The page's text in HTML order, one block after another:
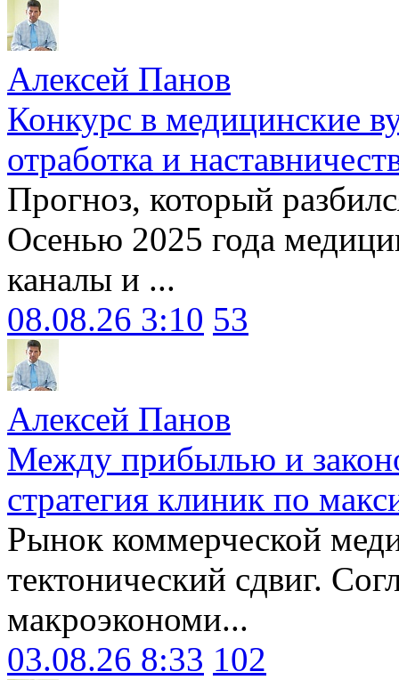
Алексей Панов
Конкурс в медицинские
отработка и
Прогноз, который
Осенью 2025 года
каналы и ...
08.08.26 3:10 53
Алексей Панов
Между прибылью и
стратегия клиник по
Рынок коммерческой
тектонический сдвиг.
макроэкономи...
03.08.26 8:33 102